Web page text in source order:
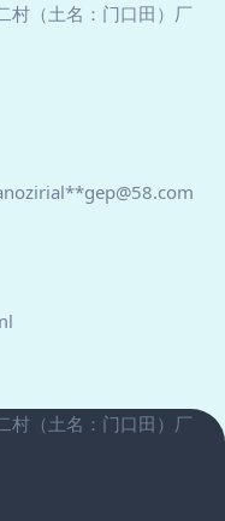
村（土名：门口田）厂
gep@58.com
村（土名：门口田）厂